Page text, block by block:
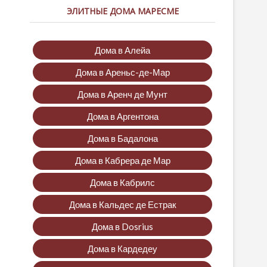
ЭЛИТНЫЕ ДОМА МАРЕСМЕ
Дома в Алейа
Дома в Ареньс-де-Мар
Дома в Аренч де Мунт
Дома в Аргентона
Дома в Бадалона
Дома в Кабрера де Мар
Дома в Кабрилс
Дома в Кальдес де Естрак
Дома в Dosrius
Дома в Кардедеу